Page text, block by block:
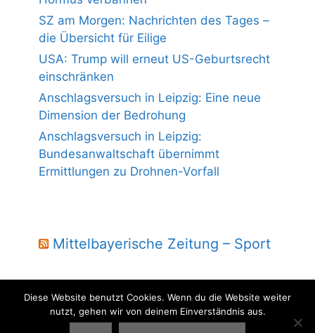
SZ am Morgen: Nachrichten des Tages –
die Übersicht für Eilige
USA: Trump will erneut US-Geburtsrecht
einschränken
Anschlagsversuch in Leipzig: Eine neue
Dimension der Bedrohung
Anschlagsversuch in Leipzig:
Bundesanwaltschaft übernimmt
Ermittlungen zu Drohnen-Vorfall
Mittelbayerische Zeitung – Sport
© 2004 - 2026 Laber Jura - powered by wmm-gbr.de
Diese Website benutzt Cookies. Wenn du die Website weiter
nutzt, gehen wir von deinem Einverständnis aus.